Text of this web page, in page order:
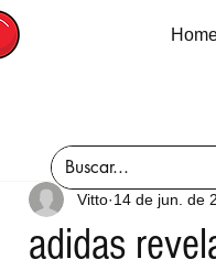
adidas
Vitto 14 de jun. de